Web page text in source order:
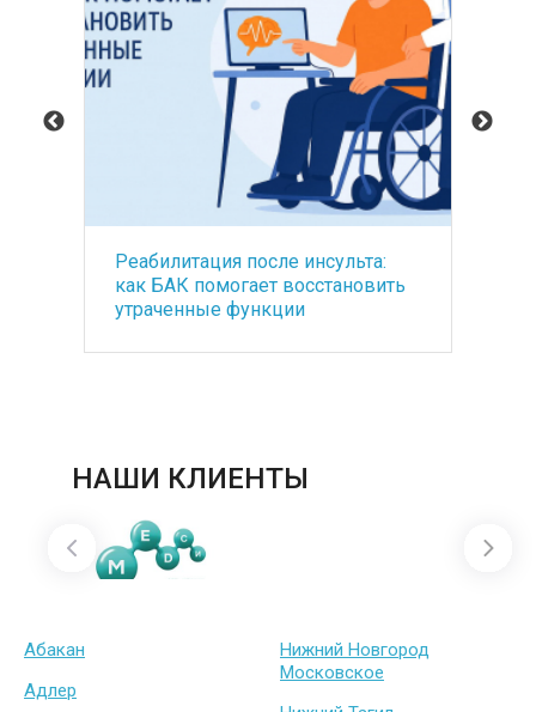
Реабилитация после инсульта:
как БАК помогает восстановить
утраченные функции
НАШИ КЛИЕНТЫ
Абакан
Адлер
Нижний Новгород
Московское